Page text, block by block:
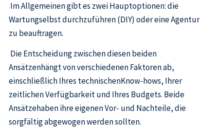
Im Allgemeinen gibt es zwei Hauptoptionen: die
Wartungselbst durchzuführen (DIY) oder eine Agentur
zu beauftragen.
Die Entscheidung zwischen diesen beiden
Ansätzenhängt von verschiedenen Faktoren ab,
einschließlich Ihres technischenKnow-hows, Ihrer
zeitlichen Verfügbarkeit und Ihres Budgets. Beide
Ansätzehaben ihre eigenen Vor- und Nachteile, die
sorgfältig abgewogen werden sollten.